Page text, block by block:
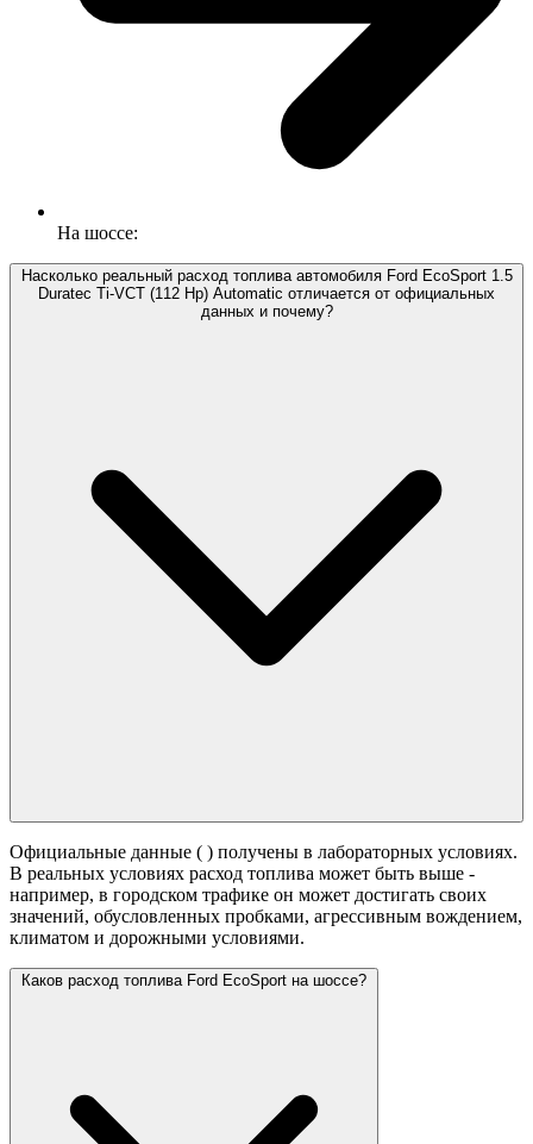
На шоссе:
Насколько реальный расход топлива автомобиля Ford EcoSport 1.5
Duratec Ti-VCT (112 Hp) Automatic отличается от официальных
данных и почему?
Официальные данные ( ) получены в лабораторных условиях.
В реальных условиях расход топлива может быть выше -
например, в городском трафике он может достигать своих
значений, обусловленных пробками, агрессивным вождением,
климатом и дорожными условиями.
Каков расход топлива Ford EcoSport на шоссе?